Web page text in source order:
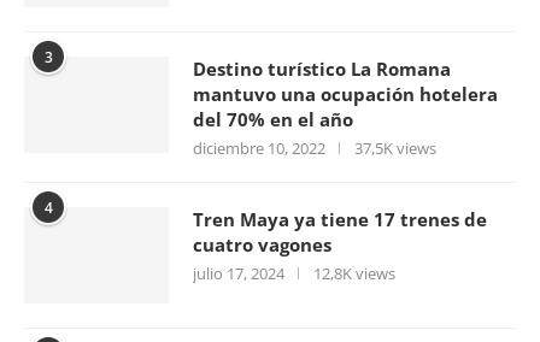
3
Destino turístico La Romana
mantuvo una ocupación hotelera
del 70% en el año
diciembre 10, 2022 37,5K views
4
Tren Maya ya tiene 17 trenes de
cuatro vagones
julio 17, 2024 12,8K views